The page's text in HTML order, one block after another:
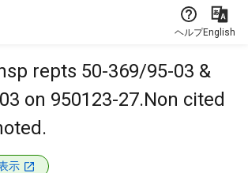
ヘルプEnglish
repts 50-369/95-03 &
on 950123-27.Non cited
示